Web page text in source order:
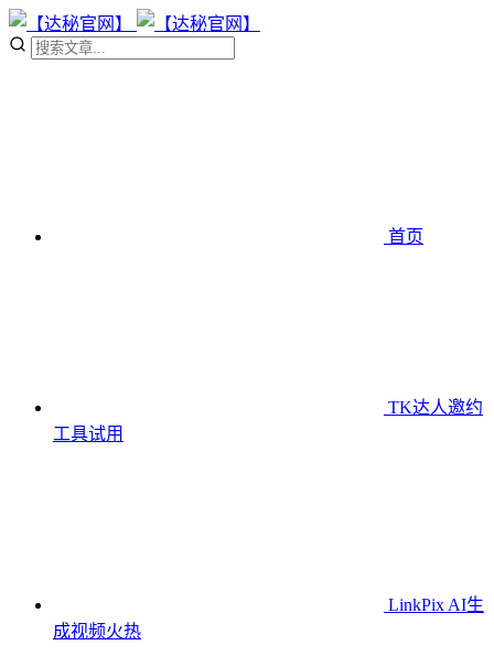
首页
TK达人邀约
工具试用
LinkPix AI生
成视频火热